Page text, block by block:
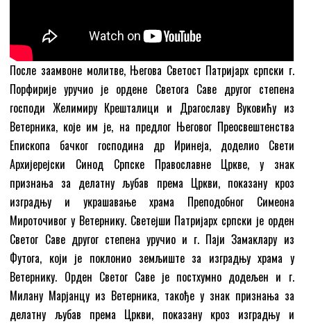
После заамвоне молитве, Његова Светост Патријарх српски г.
Порфирије уручио је ордене Светога Саве другог степена
господи Желимиру Крешталици и Драгославу Вуковићу из
Ветерника, које им је, на предлог Његовог Преосвештенства
Епископа бачког господина др Иринеја, доделио Свети
Архијерејски Синод Српске Православне Цркве, у знак
признања за делатну љубав према Цркви, показану кроз
изградњу и украшавање храма Преподобног Симеона
Мироточивог у Ветернику. Светејши Патријарх српски је орден
Светог Саве другог степена уручио и г. Паји Замаклару из
Футога, који је поклонио земљиште за изградњу храма у
Ветернику. Орден Светог Саве је постхумно додељен и г.
Милану Марјанцу из Ветерника, такође у знак признања за
делатну љубав према Цркви, показану кроз изградњу и